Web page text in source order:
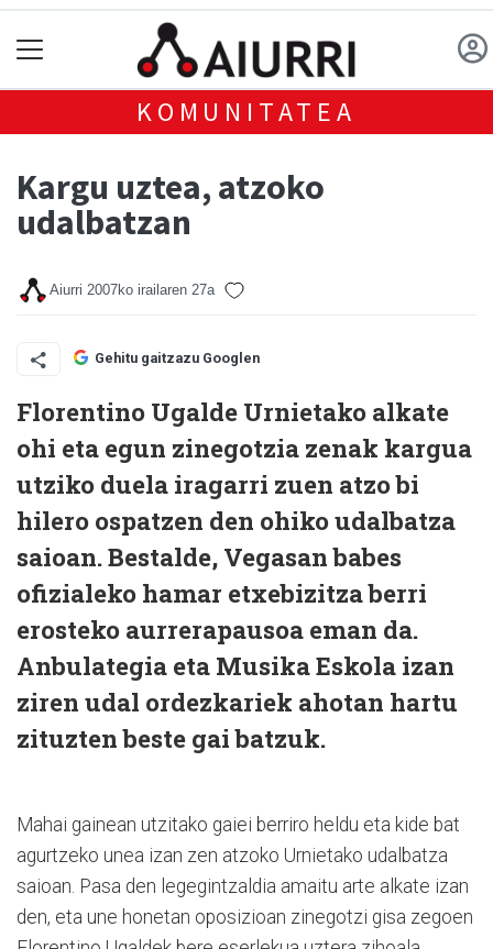
KOMUNITATEA
Kargu uztea, atzoko
udalbatzan
Aiurri 2007ko irailaren 27a
Gehitu gaitzazu Googlen
Florentino Ugalde Urnietako alkate
ohi eta egun zinegotzia zenak kargua
utziko duela iragarri zuen atzo bi
hilero ospatzen den ohiko udalbatza
saioan. Bestalde, Vegasan babes
ofizialeko hamar etxebizitza berri
erosteko aurrerapausoa eman da.
Anbulategia eta Musika Eskola izan
ziren udal ordezkariek ahotan hartu
zituzten beste gai batzuk.
Mahai gainean utzitako gaiei berriro heldu eta kide bat
agurtzeko unea izan zen atzoko Urnietako udalbatza
saioan. Pasa den legegintzaldia amaitu arte alkate izan
den, eta une honetan oposizioan zinegotzi gisa zegoen